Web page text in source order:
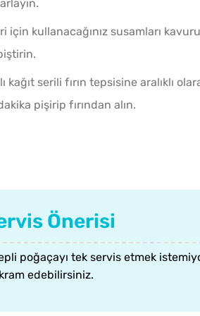
için kullanacağınız susamları
kağıt serili fırın tepsisine aralıklı
pişirip fırından alın.
Önerisi
poğaçayı tek servis etmek
edebilirsiniz.